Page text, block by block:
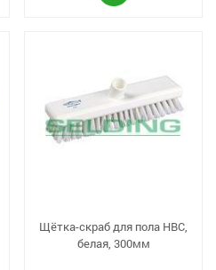
Щётка-скраб для пола HBC,
белая, 300мм